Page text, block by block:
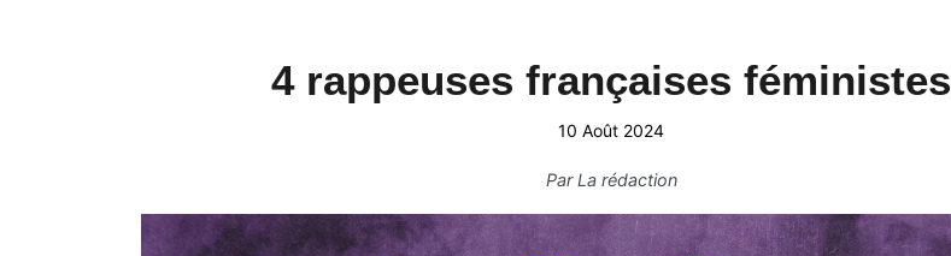
4 rappeuses françaises féministes
10 Août 2024
ParLa rédaction